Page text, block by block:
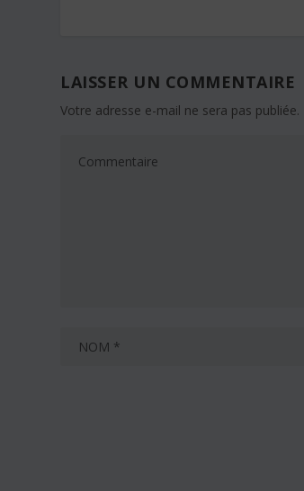
LAISSER UN COMMENTAIRE
Votre adresse e-mail ne sera pas publiée.